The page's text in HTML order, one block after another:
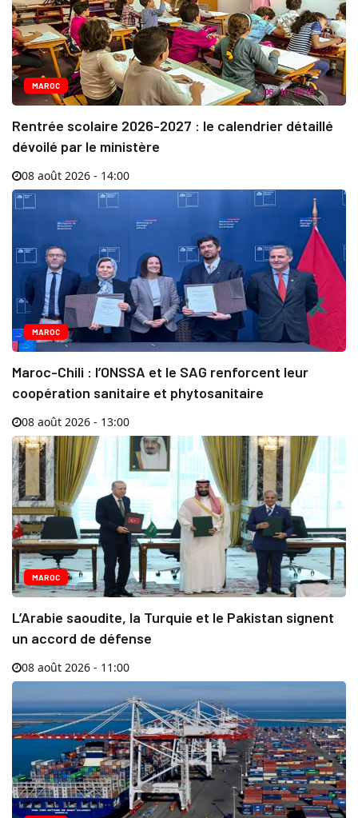
MAROC
Rentrée scolaire 2026-2027 : le calendrier détaillé
dévoilé par le ministère
08 août 2026 - 14:00
MAROC
Maroc-Chili : l’ONSSA et le SAG renforcent leur
coopération sanitaire et phytosanitaire
08 août 2026 - 13:00
MAROC
L’Arabie saoudite, la Turquie et le Pakistan signent
un accord de défense
08 août 2026 - 11:00